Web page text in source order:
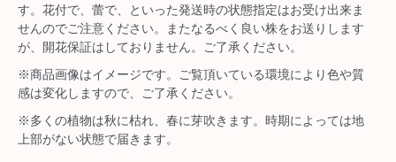
す。花付で、蕾で、といった発送時の状態指定はお受け出来ま
せんのでご注意ください。またなるべく良い株をお送りします
が、開花保証はしておりません。ご了承ください。
※商品画像はイメージです。ご覧頂いている環境により色や質
感は変化しますので、ご了承ください。
※多くの植物は秋に枯れ、春に芽吹きます。時期によっては地
上部がない状態で届きます。